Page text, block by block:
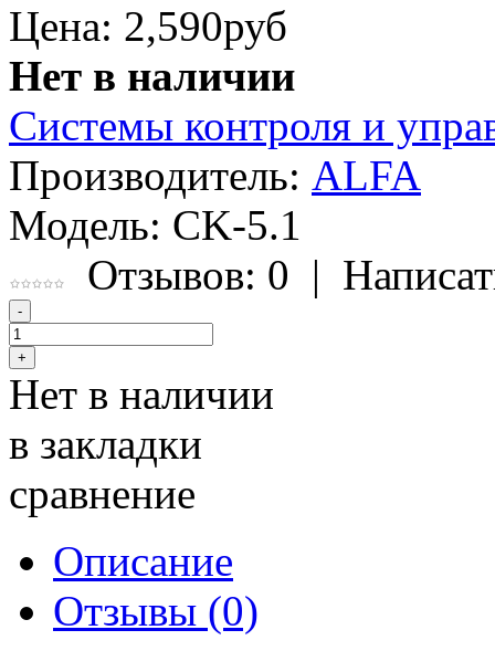
Цена: 2,590руб
Нет в наличии
Системы контроля и
Производитель: ALFA
Модель: CK-5.1
Отзывов: 0 |
Нет в наличии
в закладки
сравнение
Описание
Отзывы (0)